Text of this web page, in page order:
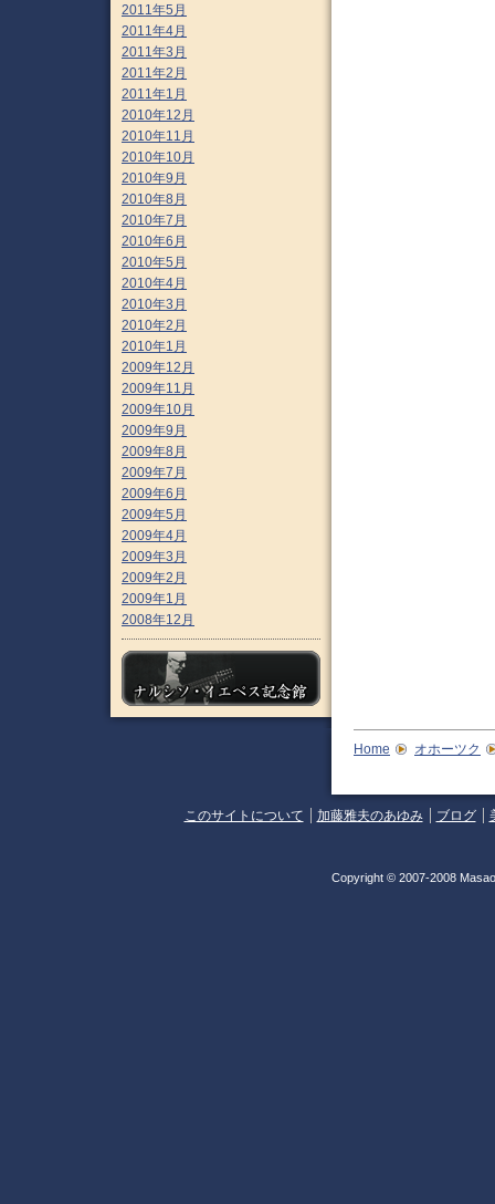
2011年5月
2011年4月
2011年3月
2011年2月
2011年1月
2010年12月
2010年11月
2010年10月
2010年9月
2010年8月
2010年7月
2010年6月
2010年5月
2010年4月
2010年3月
2010年2月
2010年1月
2009年12月
2009年11月
2009年10月
2009年9月
2009年8月
2009年7月
2009年6月
2009年5月
2009年4月
2009年3月
2009年2月
2009年1月
2008年12月
Home オホーツク
このサイトについて 加藤雅夫のあゆみ ブログ
Copyright © 2007-2008